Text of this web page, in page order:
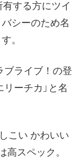
有する方にツイ
シーのため名
。
ブライブ！の登
ーチカ」と名
こい かわいい
高スペック。